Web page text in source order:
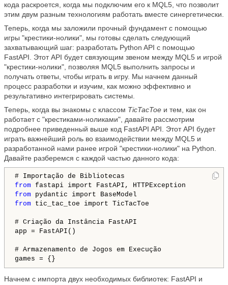
кода раскроется, когда мы подключим его к MQL5, что позволит
этим двум разным технологиям работать вместе синергетически.
Теперь, когда мы заложили прочный фундамент с помощью
игры "крестики-нолики", мы готовы сделать следующий
захватывающий шаг: разработать Python API с помощью
FastAPI. Этот API будет связующим звеном между MQL5 и игрой
"крестики-нолики", позволяя MQL5 выполнить запросы и
получать ответы, чтобы играть в игру. Мы начнем данный
процесс разработки и изучим, как можно эффективно и
результативно интегрировать системы.
Теперь, когда вы знакомы с классом TicTacToe и тем, как он
работает с "крестиками-ноликами", давайте рассмотрим
подробнее приведенный выше код FastAPI API. Этот API будет
играть важнейший роль во взаимодействии между MQL5 и
разработанной нами ранее игрой "крестики-нолики" на Python.
Давайте разберемся с каждой частью данного кода:
from
from
from tic_tac_toe import TicTacToe
# Criação da Instância FastAPI
app = FastAPI()
# Armazenamento de Jogos em Execução
Начнем с импорта двух необходимых библиотек: FastAPI и